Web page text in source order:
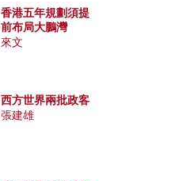
香港五年規劃須提
前布局大鵬灣
來文
西方世界兩批政客
張建雄